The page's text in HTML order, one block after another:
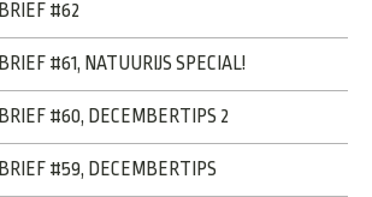
#62
#61, NATUURIJS SPECIAL!
#60, DECEMBERTIPS 2
#59, DECEMBERTIPS